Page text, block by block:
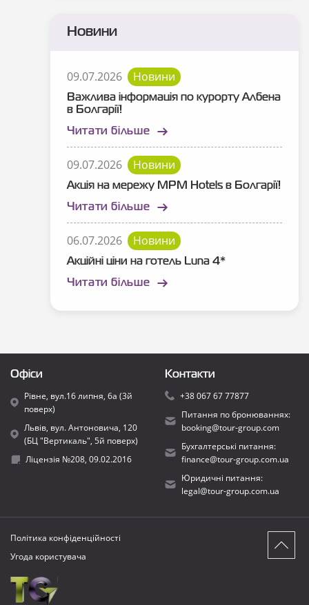
Новини
09.07.2026 Новини
Важлива інформація по курорту Албена
в Болгарії!
Читати більше
09.07.2026 Новини
Акція на мережу MPM Hotels в Болгарії!
Читати більше
06.07.2026 Новини
Акційні ціни на готель Luna 4*
Читати більше
Офіси
Рівне, вул.16 липня, 6а (3й
поверх)
Львів, вул. Антоновича, 120
(БЦ "Вертикаль", 5й поверх)
Ліцензія №208, 09.02.2016
Контакти
+38 067 67 77877
Питання по бронюваннях:
booking@tour-group.com
Бухгалтерські питання:
finance@tour-group.com.ua
Юридичні питання:
legal@tour-group.com.ua
Політика конфіденційності
Угода користувача